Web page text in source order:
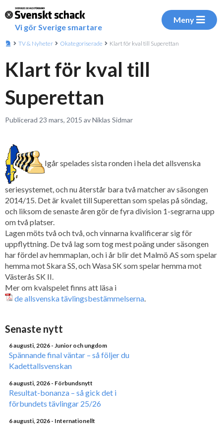
Vi gör Sverige smartare
Meny
TV & Nyheter Okategoriserade Klart för kval till Superettan
Klart för kval till
Superettan
Publicerad 23 mars, 2015 av Niklas Sidmar
Igår spelades sista ronden i hela det allsvenska
seriesystemet, och nu återstår bara två matcher av säsongen
2014/15. Det är kvalet till Superettan som spelas på söndag,
och liksom de senaste åren gör de fyra division 1-segrarna upp
om två platser.
Lagen möts två och två, och vinnarna kvalificerar sig för
uppflyttning. De två lag som tog mest poäng under säsongen
har fördel av hemmaplan, och i år blir det Malmö AS som spelar
hemma mot Skara SS, och Wasa SK som spelar hemma mot
Västerås SK II.
Mer om kvalspelet finns att läsa i
de allsvenska tävlingsbestämmelserna.
Senaste nytt
6 augusti, 2026 - Junior och ungdom
Spännande final väntar – så följer du
Kadettallsvenskan
6 augusti, 2026 - Förbundsnytt
Resultat-bonanza – så gick det i
förbundets tävlingar 25/26
6 augusti, 2026 - Internationellt